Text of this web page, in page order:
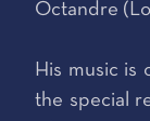
Octandre
His music is
the special